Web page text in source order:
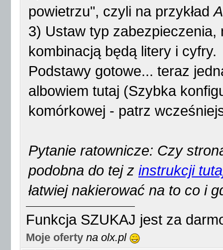
powietrzu", czyli na przykład
3) Ustaw typ zabezpieczenia,
kombinacją będą litery i cyfry.
Podstawy gotowe... teraz
albowiem tutaj (Szybka
komórkowej - patrz
Pytanie ratownicze: Czy
podobna do tej z instrukcji
łatwiej nakierować na to co i
Funkcja SZUKAJ jest za
Moje oferty na olx.pl